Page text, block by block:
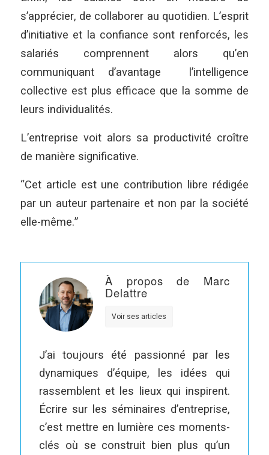
s’apprécier, de collaborer au quotidien. L’esprit
d’initiative et la confiance sont renforcés, les
salariés comprennent alors qu’en
communiquant d’avantage l’intelligence
collective est plus efficace que la somme de
leurs individualités.
L’entreprise voit alors sa productivité croître
de manière significative.
“Cet article est une contribution libre rédigée
par un auteur partenaire et non par la société
elle-même.”
À propos de Marc
Delattre
Voir ses articles
J’ai toujours été passionné par les
dynamiques d’équipe, les idées qui
rassemblent et les lieux qui inspirent.
Écrire sur les séminaires d’entreprise,
c’est mettre en lumière ces moments-
clés où se construit bien plus qu’un